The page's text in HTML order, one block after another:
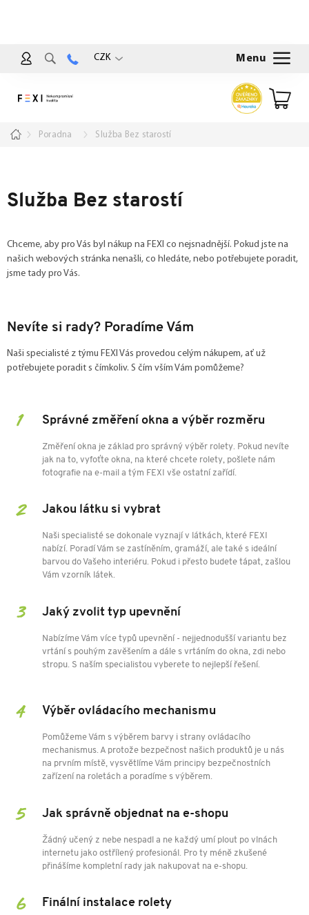
CZK
DomůPoradna Služba Bez starostí
Služba Bez starostí
Chceme, aby pro Vás byl nákup na FEXI co nejsnadnější. Pokud jste na
našich webových stránka nenašli, co hledáte, nebo potřebujete poradit,
jsme tady pro Vás.
Nevíte si rady? Poradíme Vám
Naši specialisté z týmu FEXI Vás provedou celým nákupem, ať už
potřebujete poradit s čímkoliv. S čím vším Vám pomůžeme?
Správné změření okna a výběr rozměru
Změření okna je základ pro správný výběr rolety. Pokud nevíte
jak na to, vyfoťte okna, na které chcete rolety, pošlete nám
fotografie na e-mail a tým FEXI vše ostatní zařídí.
Jakou látku si vybrat
Naši specialisté se dokonale vyznají v látkách, které FEXI
nabízí. Poradí Vám se zastíněním, gramáží, ale také s ideální
barvou do Vašeho interiéru. Pokud i přesto budete tápat, zašlou
Vám vzorník látek.
Jaký zvolit typ upevnění
Nabízíme Vám více typů upevnění - nejjednodušší variantu bez
vrtání s pouhým zavěšením a dále s vrtáním do okna, zdi nebo
stropu. S naším specialistou vyberete to nejlepší řešení.
Výběr ovládacího mechanismu
Pomůžeme Vám s výběrem barvy i strany ovládacího
mechanismus. A protože bezpečnost našich produktů je u nás
na prvním místě, vysvětlíme Vám principy bezpečnostních
zařízení na roletách a poradíme s výběrem.
Jak správně objednat na e-shopu
Žádný učený z nebe nespadl a ne každý umí plout po vlnách
internetu jako ostřílený profesionál. Pro ty méně zkušené
přinášíme kompletní rady jak nakupovat na e-shopu.
Finální instalace rolety